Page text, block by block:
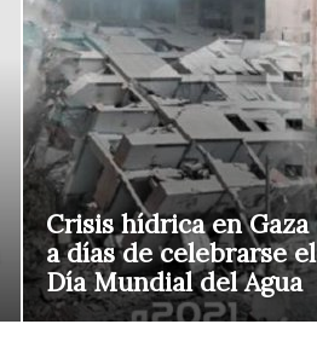
Crisis hídrica en Gaza
a días de celebrarse el
Día Mundial del Agua